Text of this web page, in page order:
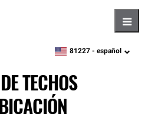
zipcode,language
81227 - español
TECHOS